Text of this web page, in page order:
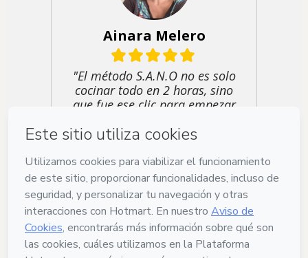
Ainara Melero
"El método S.A.N.O no es solo
cocinar todo en 2 horas, sino
que fue ese clic para empezar
Eider Unamuno